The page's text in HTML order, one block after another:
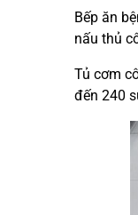
Bếp ăn
nấu thủ
Tủ cơm
đến 240